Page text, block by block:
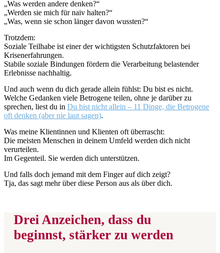
„Was werden andere denken?“
„Werden sie mich für naiv halten?“
„Was, wenn sie schon länger davon wussten?“
Trotzdem:
Soziale Teilhabe ist einer der wichtigsten Schutzfaktoren bei
Krisenerfahrungen.
Stabile soziale Bindungen fördern die Verarbeitung belastender
Erlebnisse nachhaltig.
Und auch wenn du dich gerade allein fühlst: Du bist es nicht.
Welche Gedanken viele Betrogene teilen, ohne je darüber zu
sprechen, liest du in Du bist nicht allein – 11 Dinge, die Betrogene
oft denken (aber nie laut sagen).
Was meine Klientinnen und Klienten oft überrascht:
Die meisten Menschen in deinem Umfeld werden dich nicht
verurteilen.
Im Gegenteil. Sie werden dich unterstützen.
Und falls doch jemand mit dem Finger auf dich zeigt?
Tja, das sagt mehr über diese Person aus als über dich.
Drei Anzeichen, dass du
beginnst, stärker zu werden